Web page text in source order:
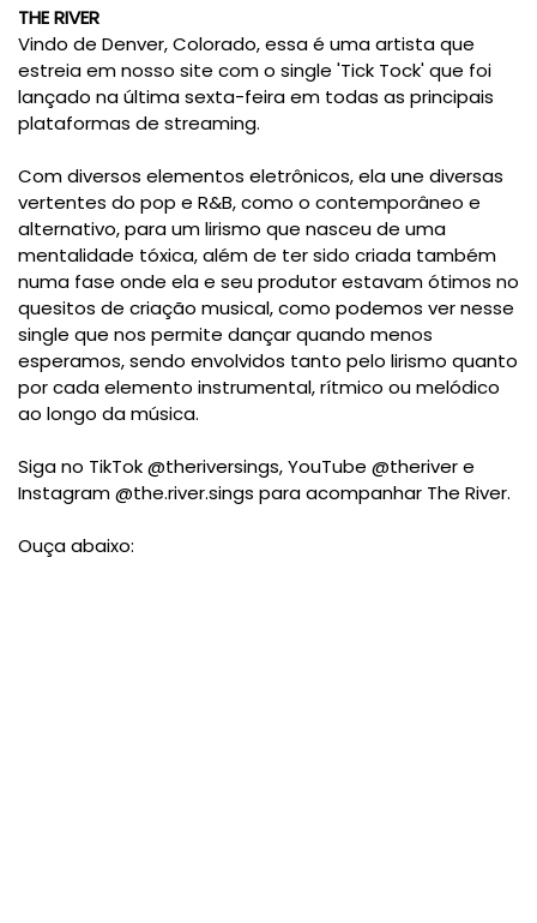
THE RIVER
Vindo de Denver, Colorado, essa é uma artista que
estreia em nosso site com o single 'Tick Tock' que foi
lançado na última sexta-feira em todas as principais
plataformas de streaming.
Com diversos elementos eletrônicos, ela une diversas
vertentes do pop e R&B, como o contemporâneo e
alternativo, para um lirismo que nasceu de uma
mentalidade tóxica, além de ter sido criada também
numa fase onde ela e seu produtor estavam ótimos no
quesitos de criação musical, como podemos ver nesse
single que nos permite dançar quando menos
esperamos, sendo envolvidos tanto pelo lirismo quanto
por cada elemento instrumental, rítmico ou melódico
ao longo da música.
Siga no TikTok @theriversings, YouTube @theriver e
Instagram @the.river.sings para acompanhar The River.
Ouça abaixo: